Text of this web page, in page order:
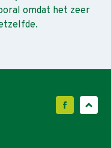
omdat het zeer